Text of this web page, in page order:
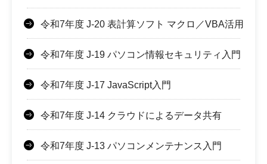
令和7年度 J-20 表計算ソフト マクロ／VBA活用
令和7年度 J-19 パソコン情報セキュリティ入門
令和7年度 J-17 JavaScript入門
令和7年度 J-14 クラウドによるデータ共有
令和7年度 J-13 パソコンメンテナンス入門